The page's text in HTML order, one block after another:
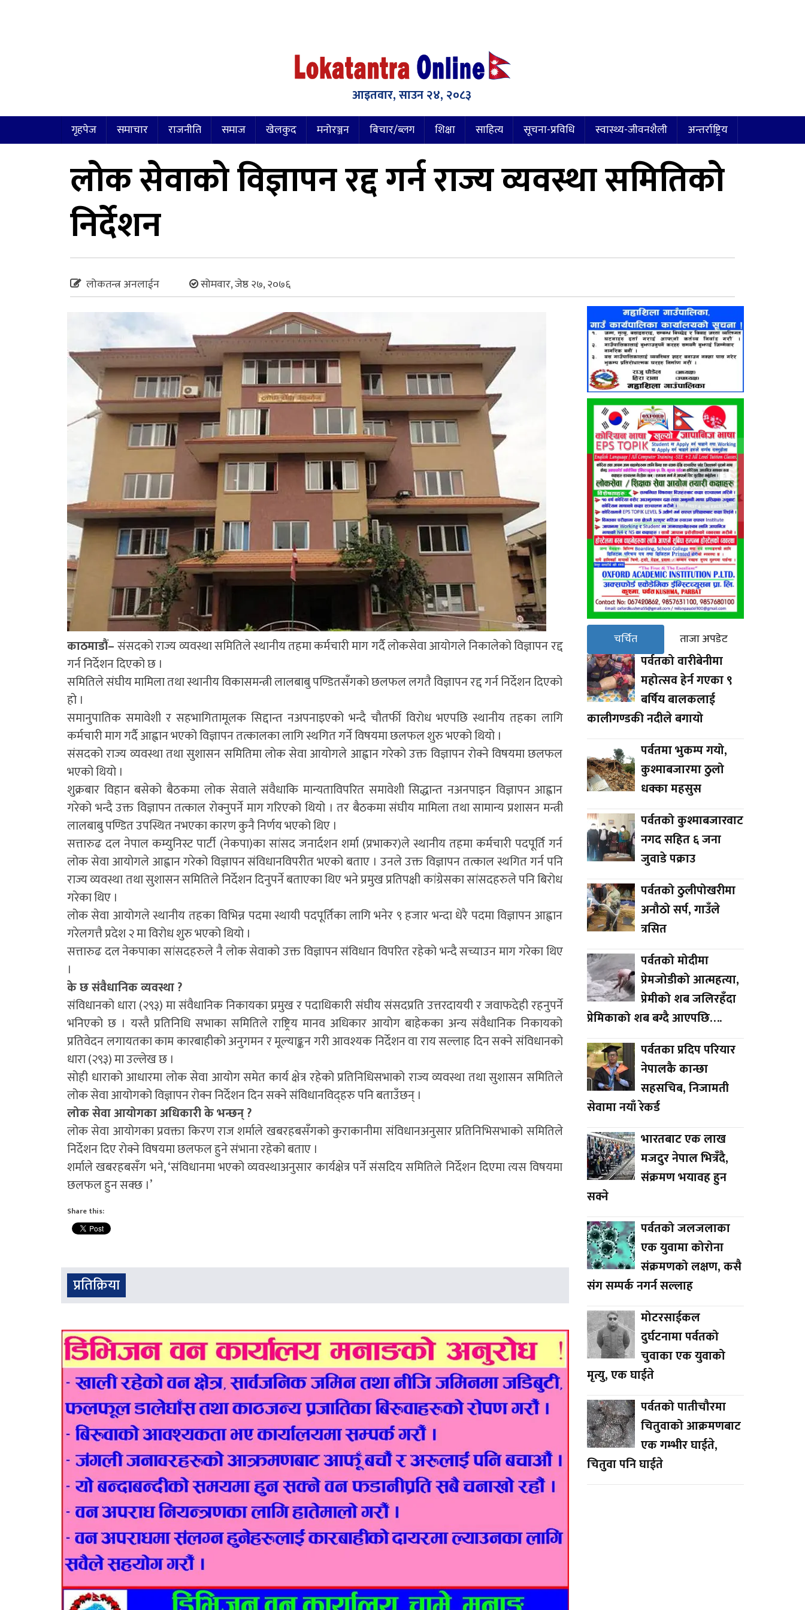
आइतवार, साउन २४, २०८३
गृहपेज समाचार राजनीति समाज खेलकुद मनोरञ्जन बिचार/ब्लग शिक्षा साहित्य सूचना-प्रविधि स्वास्थ्य-जीवनशैली अन्तर्राष्ट्रिय
लोक सेवाको विज्ञापन रद्द गर्न राज्य व्यवस्था समितिको
निर्देशन
लोकतन्त्र अनलाईन सोमवार, जेष्ठ २७, २०७६
काठमाडौं–संसदको राज्य व्यवस्था समितिले स्थानीय तहमा कर्मचारी माग गर्दै लोकसेवा आयोगले निकालेको विज्ञापन रद्द
गर्न निर्देशन दिएको छ ।
समितिले संघीय मामिला तथा स्थानीय विकासमन्त्री लालबाबु पण्डितसँगको छलफल लगतै विज्ञापन रद्द गर्न निर्देशन दिएको
हो ।
समानुपातिक समावेशी र सहभागितामूलक सिद्दान्त नअपनाइएको भन्दै चौतर्फी विरोध भएपछि स्थानीय तहका लागि
कर्मचारी माग गर्दै आह्वान भएको विज्ञापन तत्कालका लागि स्थगित गर्ने विषयमा छलफल शुरु भएको थियो ।
संसदको राज्य व्यवस्था तथा सुशासन समितिमा लोक सेवा आयोगले आह्वान गरेको उक्त विज्ञापन रोक्ने विषयमा छलफल
भएको थियो ।
शुक्रबार विहान बसेको बैठकमा लोक सेवाले संवैधाकि मान्यताविपरित समावेशी सिद्धान्त नअनपाइन विज्ञापन आह्वान
गरेको भन्दै उक्त विज्ञापन तत्काल रोक्नुपर्ने माग गरिएको थियो । तर बैठकमा संघीय मामिला तथा सामान्य प्रशासन मन्त्री
लालबाबु पण्डित उपस्थित नभएका कारण कुनै निर्णय भएको थिए ।
सत्तारुढ दल नेपाल कम्युनिस्ट पार्टी (नेकपा)का सांसद जनार्दशन शर्मा (प्रभाकर)ले स्थानीय तहमा कर्मचारी पदपूर्ति गर्न
लोक सेवा आयोगले आह्वान गरेको विज्ञापन संविधानविपरीत भएको बताए । उनले उक्त विज्ञापन तत्काल स्थगित गर्न पनि
राज्य व्यवस्था तथा सुशासन समितिले निर्देशन दिनुपर्ने बताएका थिए भने प्रमुख प्रतिपक्षी कांग्रेसका सांसदहरुले पनि बिरोध
गरेका थिए ।
लोक सेवा आयोगले स्थानीय तहका विभिन्न पदमा स्थायी पदपूर्तिका लागि भनेर ९ हजार भन्दा धेरै पदमा विज्ञापन आह्वान
गरेलगत्तै प्रदेश २ मा विरोध शुरु भएको थियो ।
सत्तारुढ दल नेकपाका सांसदहरुले नै लोक सेवाको उक्त विज्ञापन संविधान विपरित रहेको भन्दै सच्याउन माग गरेका थिए
।
के छ संवैधानिक व्यवस्था ?
संविधानको धारा (२९३) मा संवैधानिक निकायका प्रमुख र पदाधिकारी संघीय संसदप्रति उत्तरदाययी र जवाफदेही रहनुपर्ने
भनिएको छ । यस्तै प्रतिनिधि सभाका समितिले राष्ट्रिय मानव अधिकार आयोग बाहेकका अन्य संवैधानिक निकायको
प्रतिवेदन लगायतका काम कारबाहीको अनुगमन र मूल्याङ्कन गरी आवश्यक निर्देशन वा राय सल्लाह दिन सक्ने संविधानको
धारा (२९३) मा उल्लेख छ ।
सोही धाराको आधारमा लोक सेवा आयोग समेत कार्य क्षेत्र रहेको प्रतिनिधिसभाको राज्य व्यवस्था तथा सुशासन समितिले
लोक सेवा आयोगको विज्ञापन रोक्न निर्देशन दिन सक्ने संविधानविद्हरु पनि बताउँछन् ।
लोक सेवा आयोगका अधिकारी के भन्छन् ?
लोक सेवा आयोगका प्रवक्ता किरण राज शर्माले खबरहबसँगको कुराकानीमा संविधानअनुसार प्रतिनिभिसभाको समितिले
निर्देशन दिए रोक्ने विषयमा छलफल हुने संभाना रहेको बताए ।
शर्माले खबरहबसँग भने, ‘संविधानमा भएको व्यवस्थाअनुसार कार्यक्षेत्र पर्ने संसदिय समितिले निर्देशन दिएमा त्यस विषयमा
छलफल हुन सक्छ ।’
Share this:
प्रतिक्रिया
चर्चित ताजा अपडेट
पर्वतको वारीबेनीमा
महोत्सव हेर्न गएका ९
बर्षिय बालकलाई
कालीगण्डकी नदीले बगायो
पर्वतमा भुकम्प गयो,
कुश्माबजारमा ठुलो
धक्का महसुस
पर्वतको कुश्माबजारवाट
नगद सहित ६ जना
जुवाडे पक्राउ
पर्वतको ठुलीपोखरीमा
अनौठो सर्प, गाउँले
त्रसित
पर्वतको मोदीमा
प्रेमजोडीको आत्महत्या,
प्रेमीको शब जलिरहँदा
प्रेमिकाको शब बग्दै आएपछि….
पर्वतका प्रदिप परियार
नेपालकै कान्छा
सहसचिब, निजामती
सेवामा नयाँ रेकर्ड
भारतबाट एक लाख
मजदुर नेपाल भित्रँदै,
संक्रमण भयावह हुन
सक्ने
पर्वतको जलजलाका
एक युवामा कोरोना
संक्रमणको लक्षण, कसै
संग सम्पर्क नगर्न सल्लाह
मोटरसाईकल
दुर्घटनामा पर्वतको
चुवाका एक युवाको
मृत्यु, एक घाईते
पर्वतको पातीचौरमा
चितुवाको आक्रमणबाट
एक गम्भीर घाईते,
चितुवा पनि घाईते